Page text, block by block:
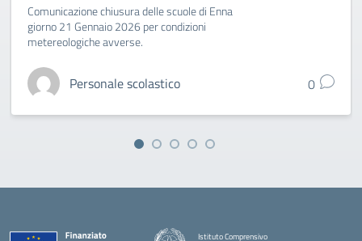
Comunicazione chiusura delle scuole di Enna
giorno 21 Gennaio 2026 per condizioni
metereologiche avverse.
Personale scolastico 0
Istituto Comprensivo